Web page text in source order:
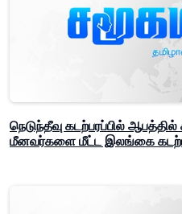
நெடுந்தீவு கடற்பரப்பில் ஆபத்தில்
மீனவர்களை மீட்ட இலங்கை